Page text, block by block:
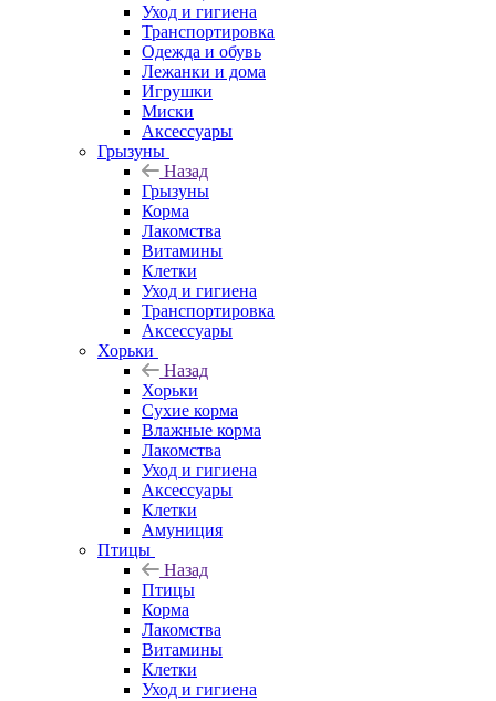
Уход и гигиена
Транспортировка
Одежда и обувь
Лежанки и дома
Игрушки
Миски
Аксессуары
Грызуны
Назад
Грызуны
Корма
Лакомства
Витамины
Клетки
Уход и гигиена
Транспортировка
Аксессуары
Хорьки
Назад
Хорьки
Сухие корма
Влажные корма
Лакомства
Уход и гигиена
Аксессуары
Клетки
Амуниция
Птицы
Назад
Птицы
Корма
Лакомства
Витамины
Клетки
Уход и гигиена